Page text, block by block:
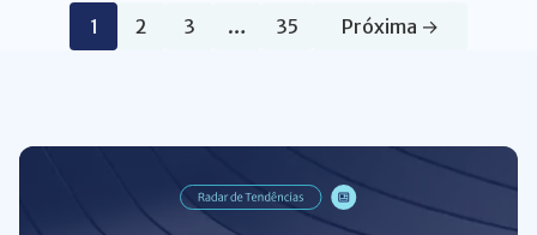
1 2 3 … 35 Próxima →